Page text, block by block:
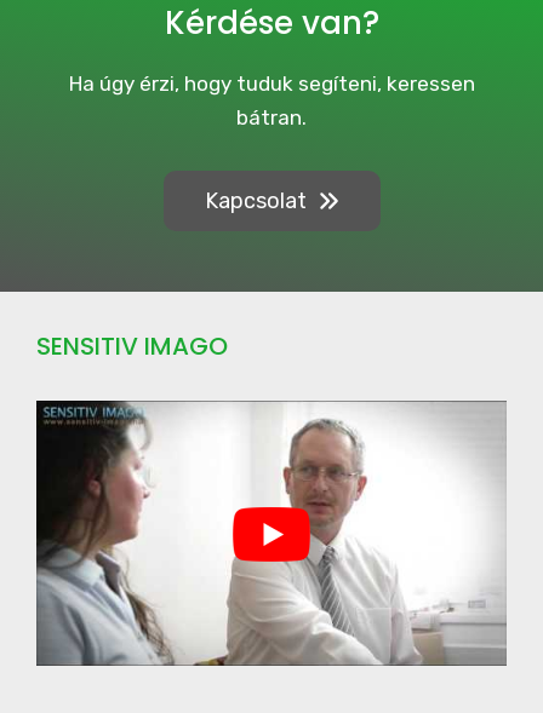
Kérdése van?
Ha úgy érzi, hogy tuduk segíteni, keressen
bátran.
Kapcsolat
SENSITIV IMAGO